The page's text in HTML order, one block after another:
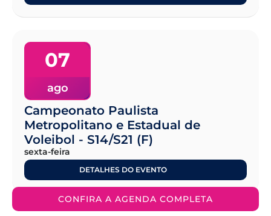
07
ago
Campeonato Paulista
Metropolitano e Estadual de
Voleibol - S14/S21 (F)
sexta-feira
DETALHES DO EVENTO
CONFIRA A AGENDA COMPLETA